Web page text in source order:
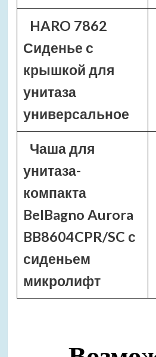
HARO 7862
Сиденье с
крышкой для
унитаза
универсальное
Чаша для
унитаза-
компакта
BelBagno Aurora
BB8604CPR/SC с
сиденьем
микролифт